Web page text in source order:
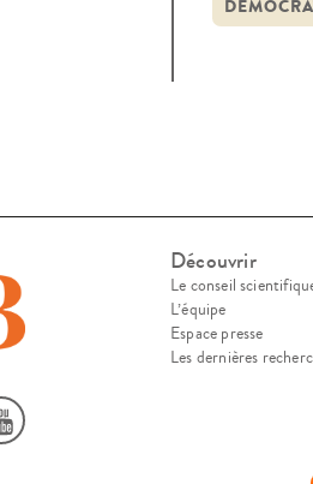
du
Découvrir
Le conseil
L’équipe
Espace presse
Les dernières